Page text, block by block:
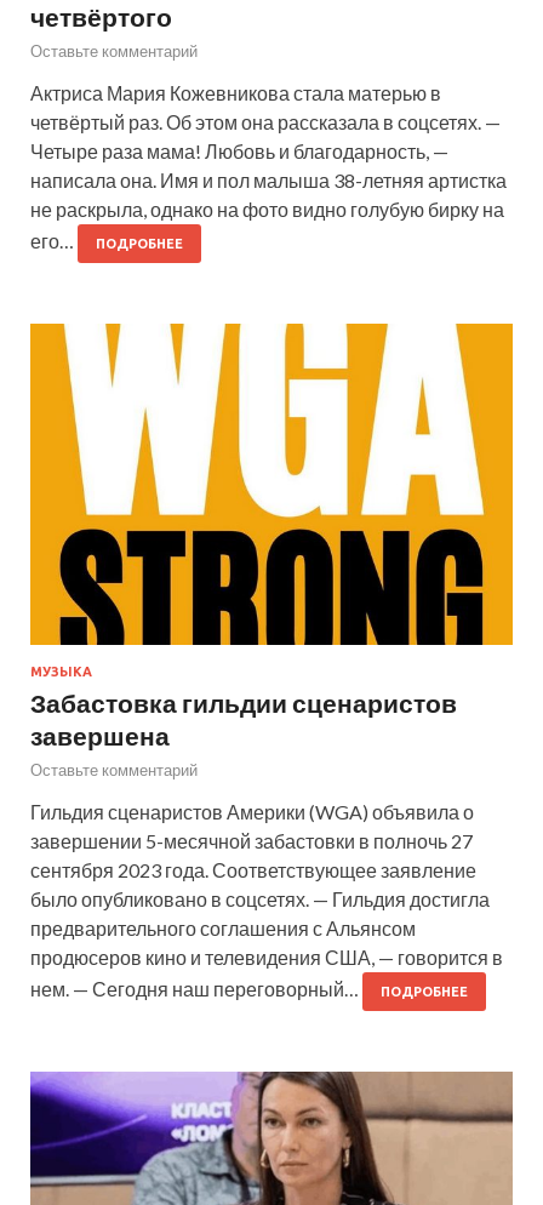
четвёртого
Оставьте комментарий
Актриса Мария Кожевникова стала матерью в
четвёртый раз. Об этом она рассказала в соцсетях. —
Четыре раза мама! Любовь и благодарность, —
написала она. Имя и пол малыша 38-летняя артистка
не раскрыла, однако на фото видно голубую бирку на
его…
ПОДРОБНЕЕ
МУЗЫКА
Забастовка гильдии сценаристов
завершена
Оставьте комментарий
Гильдия сценаристов Америки (WGA) объявила о
завершении 5-месячной забастовки в полночь 27
сентября 2023 года. Соответствующее заявление
было опубликовано в соцсетях. — Гильдия достигла
предварительного соглашения с Альянсом
продюсеров кино и телевидения США, — говорится в
нем. — Сегодня наш переговорный…
ПОДРОБНЕЕ